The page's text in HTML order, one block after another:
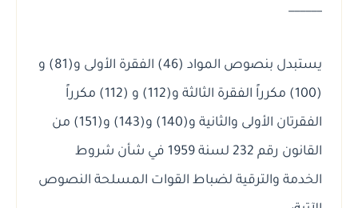
______
يستبدل بنصوص المواد (46) الفقرة الأولى و(81) و
(100) مكرراً الفقرة الثالثة و(112) و (112) مكرراً
الفقرتان الأولى والثانية و(140) و(143) و(151) من
القانون رقم 232 لسنة 1959 في شأن شروط
الخدمة والترقية لضباط القوات المسلحة النصوص